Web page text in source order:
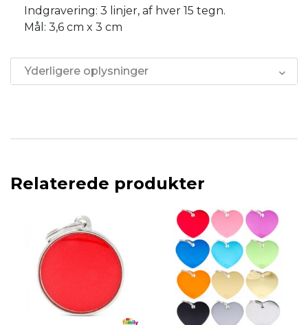
Indgravering: 3 linjer, af hver 15 tegn.
Mål: 3,6 cm x 3 cm
Yderligere oplysninger
Relaterede produkter